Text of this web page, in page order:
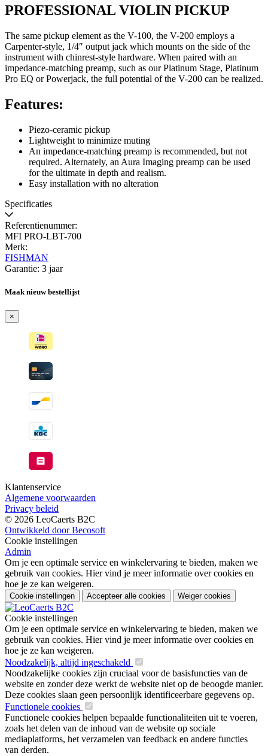
PROFESSIONAL VIOLIN PICKUP
The same pickup element as the V-100, the V-200 employs a
Carpenter-style, 1/4″ output jack which mounts on the side of the
instrument with chinrest-style hardware. When paired with an
impedance-matching preamp, such as our Platinum Stage, Platinum
Pro EQ or Powerjack, the full potential of the V-200 can be realized.
Features:
Piezo-ceramic pickup
Lightweight to minimize muting
An impedance-matching preamp is recommended, but not
required. Alternately, an Aura Imaging preamp can be used
for the ultimate in depth and realism.
Easy installation with no alteration
Specificaties
Referentienummer:
MFI PRO-LBT-700
Merk:
FISHMAN
Garantie: 3 jaar
Maak nieuw bestellijst
×
Klantenservice
Algemene voorwaarden
Privacy beleid
© 2026 LeoCaerts B2C
Ontwikkeld door Becosoft
Cookie instellingen
Admin
Om je een optimale service en winkelervaring te bieden, maken we
gebruik van cookies. Hier vind je meer informatie over cookies en
hoe je ze kan weigeren.
Cookie instellingen Accepteer alle cookies Weiger cookies
Cookie instellingen
Om je een optimale service en winkelervaring te bieden, maken we
gebruik van cookies. Hier vind je meer informatie over cookies en
hoe je ze kan weigeren.
Noodzakelijk, altijd ingeschakeld
Noodzakelijke cookies zijn cruciaal voor de basisfuncties van de
website en zonder deze werkt de website niet op de beoogde manier.
Deze cookies slaan geen persoonlijk identificeerbare gegevens op.
Functionele cookies
Functionele cookies helpen bepaalde functionaliteiten uit te voeren,
zoals het delen van de inhoud van de website op sociale
mediaplatforms, het verzamelen van feedback en andere functies
van derden.